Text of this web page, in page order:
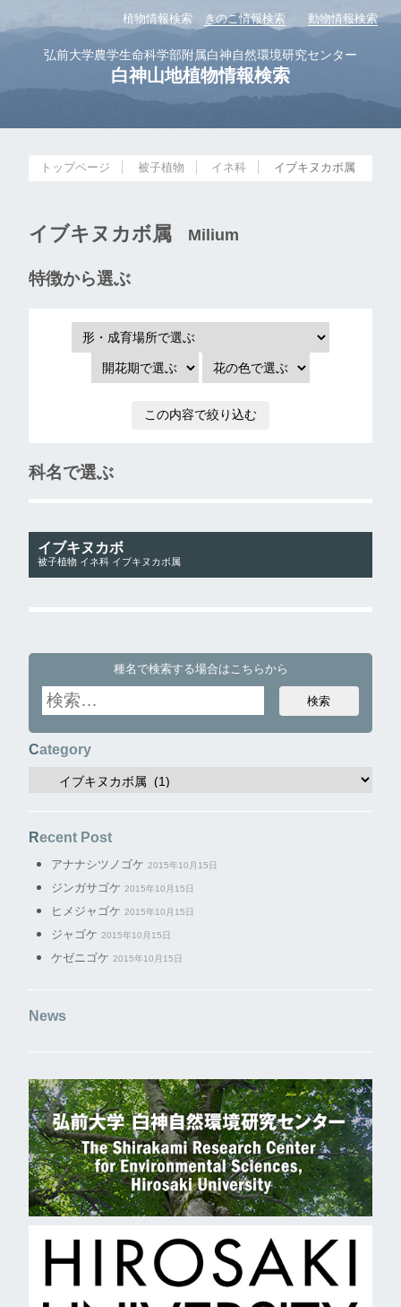
植物情報検索 きのこ情報検索 動物情報検索
弘前大学農学生命科学部附属白神自然環境研究センター
白神山地植物情報検索
トップページ 被子植物 イネ科 イブキヌカボ属
イブキヌカボ属 Milium
特徴から選ぶ
科名で選ぶ
イブキヌカボ
被子植物 イネ科 イブキヌカボ属
種名で検索する場合はこちらから
Category
Recent Post
アナナシツノゴケ 2015年10月15日
ジンガサゴケ 2015年10月15日
ヒメジャゴケ 2015年10月15日
ジャゴケ 2015年10月15日
ケゼニゴケ 2015年10月15日
News